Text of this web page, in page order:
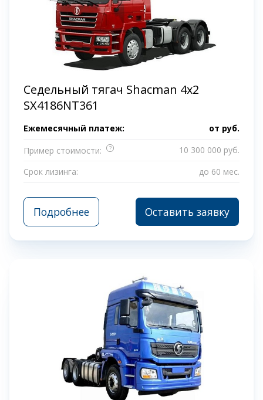
Седельный тягач Shacman 4х2
SX4186NT361
Ежемесячный платеж: от руб.
Пример стоимости:
?
10 300 000 руб.
Срок лизинга:
до 60 мес.
Подробнее Оставить заявку